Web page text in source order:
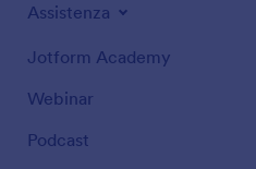
Assistenza
Jotform Academy
Webinar
Podcast